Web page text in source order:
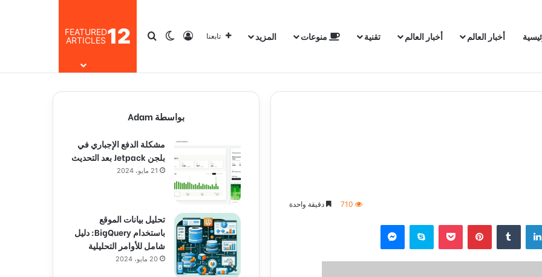
أخبار العالم أخبار العالم تقنية منوعات المزيد تابعنا تسجيل الدخول
الوضع المظلم
بحث عن12
FEATURED
ARTICLES
710 دقيقة واحدة
لينكدإن بينتيريست سكايب
بواسطة Adam
مشكلة الدفع الإجباري في
بلجن Jetpack بعد التحديث
21 مايو، 2024
تحليل بيانات الموقع
باستخدام BigQuery: دليل
شامل للأوامر التحليلية
20 مايو، 2024